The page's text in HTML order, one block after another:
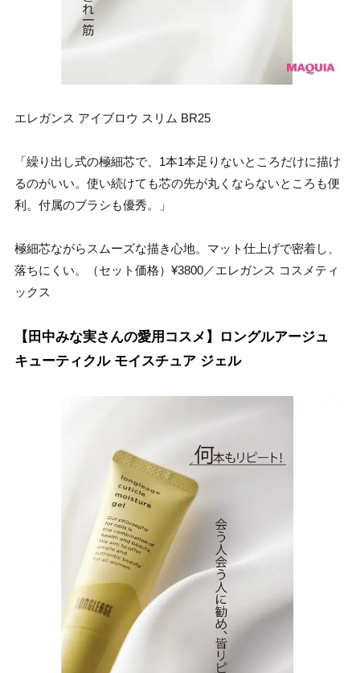
エレガンス アイブロウ スリム BR25
「繰り出し式の極細芯で、1本1本足りないところだけに描け
るのがいい。使い続けても芯の先が丸くならないところも便
利。付属のブラシも優秀。」
極細芯ながらスムーズな描き心地。マット仕上げで密着し、
落ちにくい。（セット価格）¥3800／エレガンス コスメティ
ックス
【田中みな実さんの愛用コスメ】ロングルアージュ
キューティクル モイスチュア ジェル